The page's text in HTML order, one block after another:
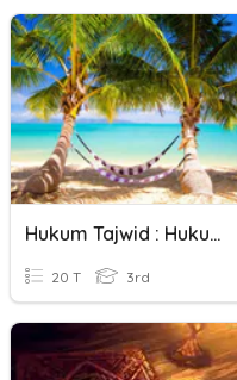
Hukum Tajwid : Hukum Mad
20 T 3rd